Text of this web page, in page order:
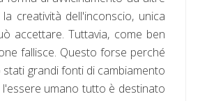
creatività dell'inconscio, unica
accettare. Tuttavia, come ben
fallisce. Questo forse perché
grandi fonti di cambiamento
umano tutto è destinato